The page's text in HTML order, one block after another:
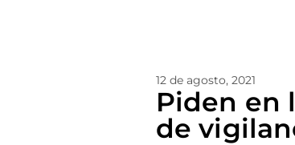
12 de agosto, 2021
Piden en
de